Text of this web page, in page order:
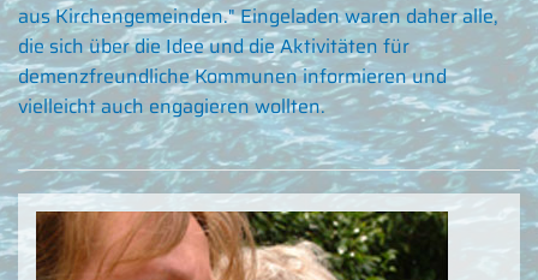
aus Kirchengemeinden." Eingeladen waren daher alle,
die sich über die Idee und die Aktivitäten für
demenzfreundliche Kommunen informieren und
vielleicht auch engagieren wollten.